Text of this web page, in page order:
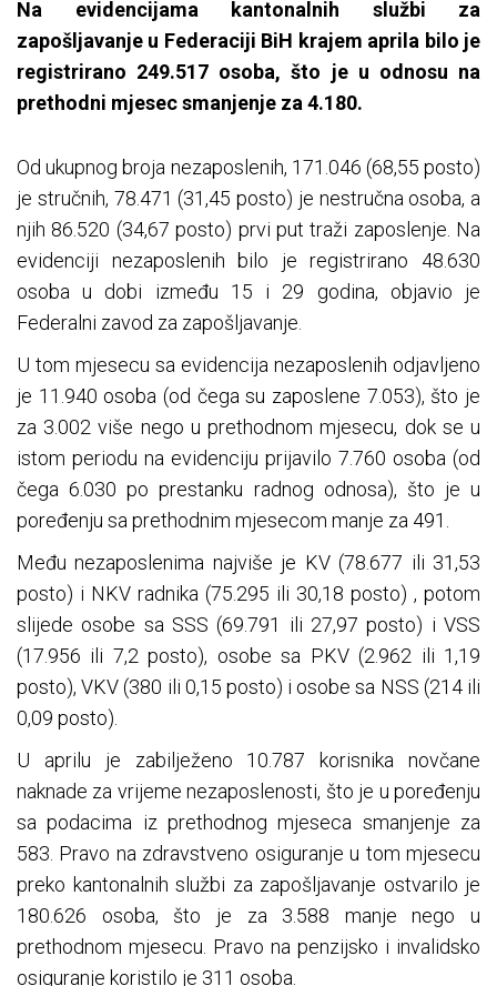
Na evidencijama kantonalnih službi za
zapošljavanje u Federaciji BiH krajem aprila bilo je
registrirano 249.517 osoba, što je u odnosu na
prethodni mjesec smanjenje za 4.180.
Od ukupnog broja nezaposlenih, 171.046 (68,55 posto)
je stručnih, 78.471 (31,45 posto) je nestručna osoba, a
njih 86.520 (34,67 posto) prvi put traži zaposlenje. Na
evidenciji nezaposlenih bilo je registrirano 48.630
osoba u dobi između 15 i 29 godina, objavio je
Federalni zavod za zapošljavanje.
U tom mjesecu sa evidencija nezaposlenih odjavljeno
je 11.940 osoba (od čega su zaposlene 7.053), što je
za 3.002 više nego u prethodnom mjesecu, dok se u
istom periodu na evidenciju prijavilo 7.760 osoba (od
čega 6.030 po prestanku radnog odnosa), što je u
poređenju sa prethodnim mjesecom manje za 491.
Među nezaposlenima najviše je KV (78.677 ili 31,53
posto) i NKV radnika (75.295 ili 30,18 posto) , potom
slijede osobe sa SSS (69.791 ili 27,97 posto) i VSS
(17.956 ili 7,2 posto), osobe sa PKV (2.962 ili 1,19
posto), VKV (380 ili 0,15 posto) i osobe sa NSS (214 ili
0,09 posto).
U aprilu je zabilježeno 10.787 korisnika novčane
naknade za vrijeme nezaposlenosti, što je u poređenju
sa podacima iz prethodnog mjeseca smanjenje za
583. Pravo na zdravstveno osiguranje u tom mjesecu
preko kantonalnih službi za zapošljavanje ostvarilo je
180.626 osoba, što je za 3.588 manje nego u
prethodnom mjesecu. Pravo na penzijsko i invalidsko
osiguranje koristilo je 311 osoba.